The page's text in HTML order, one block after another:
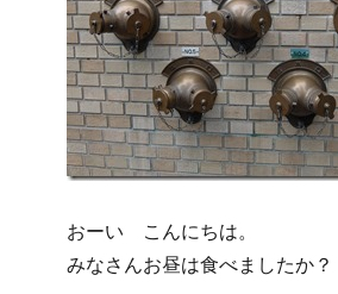
おーい こんにちは。
みなさんお昼は食べましたか？